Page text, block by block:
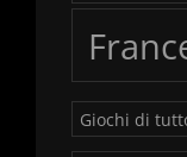
Giochi di